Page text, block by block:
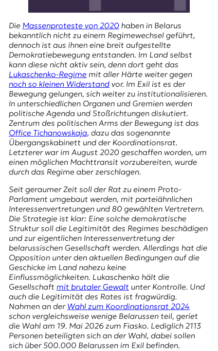
D
E
K
O
D
E
R
W
s
s
e
n
J
o
u
r
n
a
l
s
m
u
s
Die Massenproteste von 2020haben in Belarus
bekanntlich nicht zu einem Regimewechsel geführt,
dennoch ist aus ihnen eine breit aufgestellte
Demokratiebewegung entstanden. Im Land selbst
kann diese nicht aktiv sein, denn dort geht das
Lukaschenko-Regimemit aller Härte weiter gegen
noch so kleinen Widerstandvor. Im Exil ist es der
Bewegung gelungen, sich weiter zu institutionalisieren.
In unterschiedlichen Organen und Gremien werden
politische Agenda und Stoßrichtungen diskutiert.
Zentrum des politischen Arms der Bewegung ist das
Office Tichanowskaja, dazu das sogenannte
Übergangskabinett und der Koordinationsrat.
Letzterer war im August 2020 geschaffen worden, um
einen möglichen Machttransit vorzubereiten, wurde
durch das Regime aber zerschlagen.
Seit geraumer Zeit soll der Rat zu einem Proto-
Parlament umgebaut werden, mit parteiähnlichen
Interessenvertretungen und 80 gewählten Vertretern.
Die Strategie ist klar: Eine solche demokratische
Struktur soll die Legitimität des Regimes beschädigen
und zur eigentlichen Interessenvertretung der
belarussischen Gesellschaft werden. Allerdings hat die
Opposition unter den aktuellen Bedingungen auf die
Geschicke im Land nahezu keine
Einflussmöglichkeiten. Lukaschenko hält die
Gesellschaft mit brutaler Gewalt unter Kontrolle. Und
auch die Legitimität des Rates ist fragwürdig.
Nahmen an der Wahl zum Koordinationsrat 2024
schon vergleichsweise wenige Belarussen teil, geriet
die Wahl am 19. Mai 2026 zum Fiasko. Lediglich 2113
Personen beteiligten sich an der Wahl, dabei sollen
sich über 500.000 Belarussen im Exil befinden.